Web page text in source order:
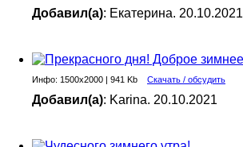
Добавил(а): Екатерина. 20.10.2021
Инфо: 1500х2000 | 941 Kb Скачать / обсудить
Добавил(а): Karina. 20.10.2021